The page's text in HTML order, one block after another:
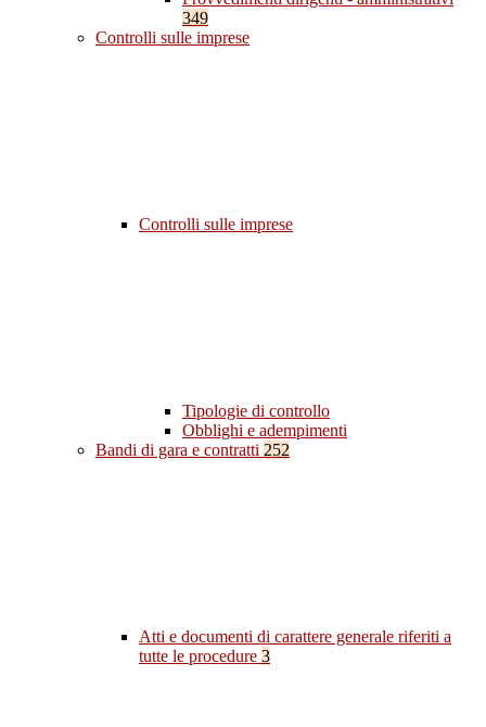
349
Controlli sulle imprese
Controlli sulle imprese
Tipologie di controllo
Obblighi e adempimenti
Bandi di gara e contratti 252
Atti e documenti di carattere generale riferiti a
tutte le procedure 3